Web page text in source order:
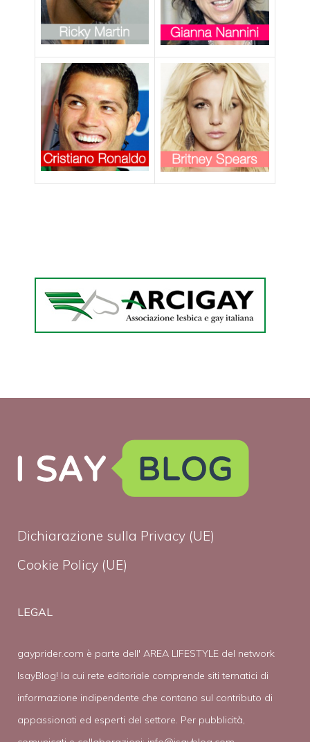
Dichiarazione sulla Privacy (UE)
Cookie Policy (UE)
LEGAL
gayprider.com è parte dell' AREA LIFESTYLE del network
IsayBlog! la cui rete editoriale comprende siti tematici di
informazione indipendente che contano sul contributo di
appassionati ed esperti del settore. Per pubblicità,